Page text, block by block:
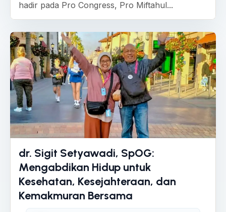
hadir pada Pro Congress, Pro Miftahul...
dr. Sigit Setyawadi, SpOG:
Mengabdikan Hidup untuk
Kesehatan, Kesejahteraan, dan
Kemakmuran Bersama